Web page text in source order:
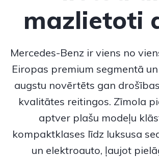
mazlietoti
Mercedes-Benz ir viens no
Eiropas premium segmentā
augstu novērtēts gan
kvalitātes reitingos. Zīmola
aptver plašu modeļu
kompaktklases līdz luksusa
un elektroauto, ļaujot